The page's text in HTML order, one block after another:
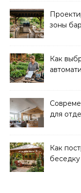
зоны
Как
для
Как